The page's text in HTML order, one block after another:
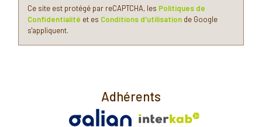
Ce site est protégé par reCAPTCHA, les Politiques de
Confidentialité et es Conditions d'utilisation de Google
s'appliquent.
Adhérents